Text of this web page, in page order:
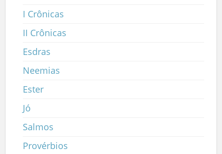
I Crônicas
II Crônicas
Esdras
Neemias
Ester
Jó
Salmos
Provérbios